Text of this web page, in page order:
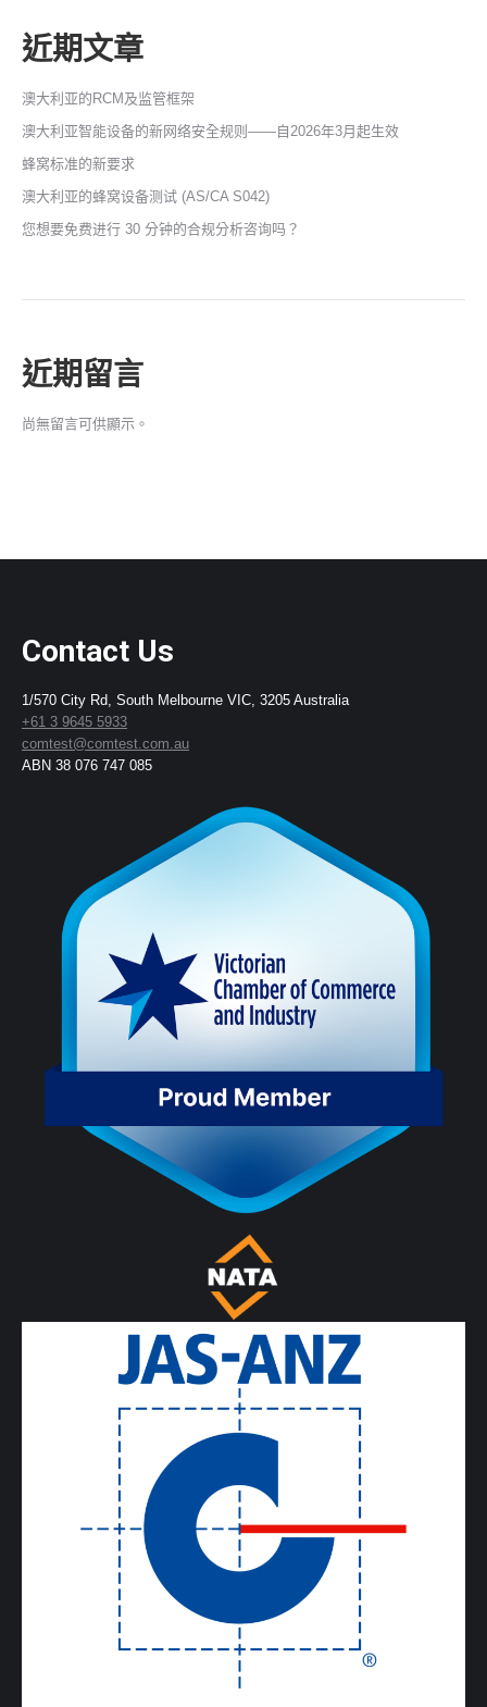
近期文章
澳大利亚的RCM及监管框架
澳大利亚智能设备的新网络安全规则——自2026年3月起生效
蜂窝标准的新要求
澳大利亚的蜂窝设备测试 (AS/CA S042)
您想要免费进行 30 分钟的合规分析咨询吗？
近期留言
尚無留言可供顯示。
Contact Us
1/570 City Rd, South Melbourne VIC, 3205 Australia
+61 3 9645 5933
comtest@comtest.com.au
ABN 38 076 747 085